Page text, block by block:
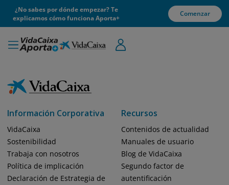
¿No sabes por dónde empezar? Te
explicamos cómo funciona Aporta+
Comenzar
Información Corporativa
VidaCaixa
Sostenibilidad
Trabaja con nosotros
Política de implicación
Declaración de Estrategia de
Recursos
Contenidos de actualidad
Manuales de usuario
Blog de VidaCaixa
Segundo factor de
autentificación